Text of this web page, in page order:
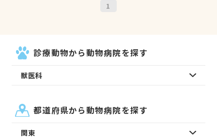
1
診療動物から動物病院を探す
獣医科
都道府県から動物病院を探す
関東